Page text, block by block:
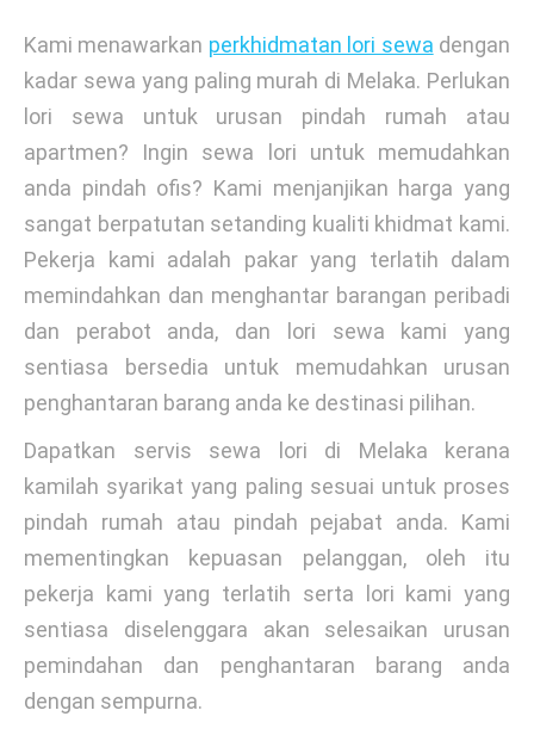
Kami menawarkan perkhidmatan lori sewa dengan
kadar sewa yang paling murah di Melaka. Perlukan
lori sewa untuk urusan pindah rumah atau
apartmen? Ingin sewa lori untuk memudahkan
anda pindah ofis? Kami menjanjikan harga yang
sangat berpatutan setanding kualiti khidmat kami.
Pekerja kami adalah pakar yang terlatih dalam
memindahkan dan menghantar barangan peribadi
dan perabot anda, dan lori sewa kami yang
sentiasa bersedia untuk memudahkan urusan
penghantaran barang anda ke destinasi pilihan.
Dapatkan servis sewa lori di Melaka kerana
kamilah syarikat yang paling sesuai untuk proses
pindah rumah atau pindah pejabat anda. Kami
mementingkan kepuasan pelanggan, oleh itu
pekerja kami yang terlatih serta lori kami yang
sentiasa diselenggara akan selesaikan urusan
pemindahan dan penghantaran barang anda
dengan sempurna.